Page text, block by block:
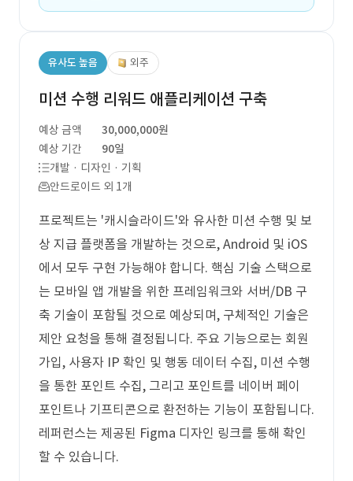
유사도 높음 외주
미션 수행 리워드 애플리케이션 구축
예상 금액
30,000,000원
예상 기간
90일
개발 · 디자인 · 기획
안드로이드 외 1개
프로젝트는 '캐시슬라이드'와 유사한 미션 수행 및 보
상 지급 플랫폼을 개발하는 것으로, Android 및 iOS
에서 모두 구현 가능해야 합니다. 핵심 기술 스택으로
는 모바일 앱 개발을 위한 프레임워크와 서버/DB 구
축 기술이 포함될 것으로 예상되며, 구체적인 기술은
제안 요청을 통해 결정됩니다. 주요 기능으로는 회원
가입, 사용자 IP 확인 및 행동 데이터 수집, 미션 수행
을 통한 포인트 수집, 그리고 포인트를 네이버 페이
포인트나 기프티콘으로 환전하는 기능이 포함됩니다.
레퍼런스는 제공된 Figma 디자인 링크를 통해 확인
할 수 있습니다.